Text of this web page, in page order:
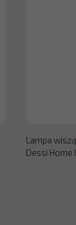
Lampa
Dessi